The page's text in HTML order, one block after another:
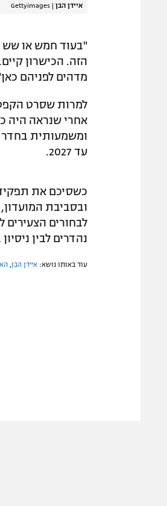
איידן הבן |
Gettyimages
"בעוד חמש או שש
הזה. הכישרון
מדהים לפניהם
ומשמעותית בחדר
עד 2027.
כשסיכם את
ובסביבת
לבחורים הצעירים
נהדרים לבין
עוד באותו נושא: איידן הבן